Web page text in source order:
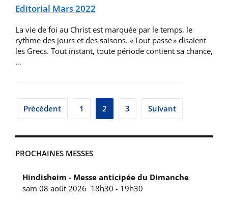
PROCHAINES MESSES
Hindisheim - Messe anticipée du Dimanche
sam 08 août 2026 18h30 - 19h30
Editorial Mars 2022
La vie de foi au Christ est marquée par le temps, le
rythme des jours et des saisons. « Tout passe » disaient
les Grecs. Tout instant, toute période contient sa chance,
…
Pagination
publications
Précédent 1 2 3 Suivant